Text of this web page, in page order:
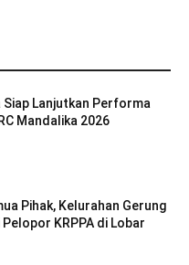
Lanjutkan Performa
Mandalika 2026
Pihak, Kelurahan Gerung
KRPPA di Lobar